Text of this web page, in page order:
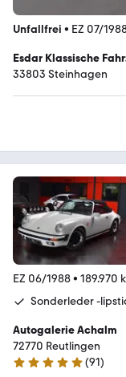
Unfallfrei • EZ 07/
Esdar Klassische
33803 Steinhagen
EZ 06/1988• 189.970
Sonderleder -
Autogalerie Achalm
72770 Reutlingen
5 Sterne
(91)